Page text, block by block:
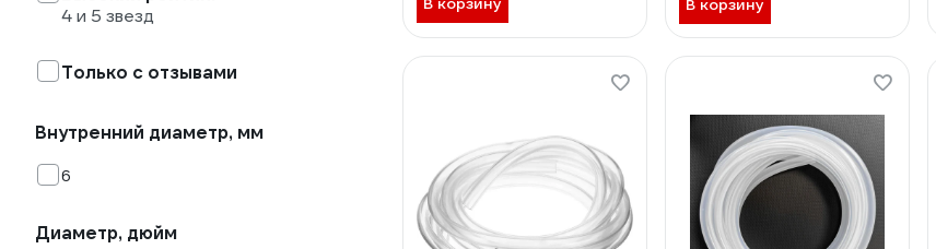
4 и 5 звезд
Только с отзывами
Внутренний диаметр, мм
6
Диаметр, дюйм
В корзину